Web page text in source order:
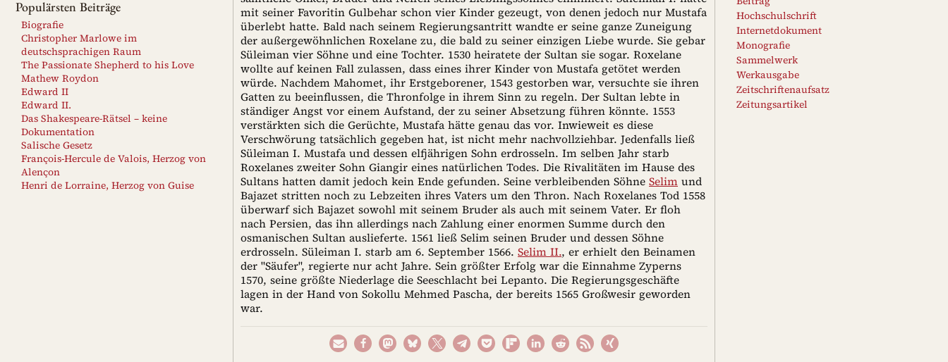
mit seiner Favoritin Gulbehar schon vier Kinder gezeugt, von denen jedoch nur Mustafa
überlebt hatte. Bald nach seinem Regierungsantritt wandte er seine ganze Zuneigung
der außergewöhnlichen Roxelane zu, die bald zu seiner einzigen Liebe wurde. Sie gebar
Süleiman vier Söhne und eine Tochter. 1530 heiratete der Sultan sie sogar. Roxelane
wollte auf keinen Fall zulassen, dass eines ihrer Kinder von Mustafa getötet werden
würde. Nachdem Mahomet, ihr Erstgeborener, 1543 gestorben war, versuchte sie ihren
Gatten zu beeinflussen, die Thronfolge in ihrem Sinn zu regeln. Der Sultan lebte in
ständiger Angst vor einem Aufstand, der zu seiner Absetzung führen könnte. 1553
verstärkten sich die Gerüchte, Mustafa hätte genau das vor. Inwieweit es diese
Verschwörung tatsächlich gegeben hat, ist nicht mehr nachvollziehbar. Jedenfalls ließ
Süleiman I. Mustafa und dessen elfjährigen Sohn erdrosseln. Im selben Jahr starb
Roxelanes zweiter Sohn Giangir eines natürlichen Todes. Die Rivalitäten im Hause des
Sultans hatten damit jedoch kein Ende gefunden. Seine verbleibenden Söhne Selim und
Bajazet stritten noch zu Lebzeiten ihres Vaters um den Thron. Nach Roxelanes Tod 1558
überwarf sich Bajazet sowohl mit seinem Bruder als auch mit seinem Vater. Er floh
nach Persien, das ihn allerdings nach Zahlung einer enormen Summe durch den
osmanischen Sultan auslieferte. 1561 ließ Selim seinen Bruder und dessen Söhne
erdrosseln. Süleiman I. starb am 6. September 1566. Selim II., er erhielt den Beinamen
der "Säufer", regierte nur acht Jahre. Sein größter Erfolg war die Einnahme Zyperns
1570, seine größte Niederlage die Seeschlacht bei Lepanto. Die Regierungsgeschäfte
lagen in der Hand von Sokollu Mehmed Pascha, der bereits 1565 Großwesir geworden
war.
Populärsten Beiträge
Biografie
Christopher Marlowe im
deutschsprachigen Raum
The Passionate Shepherd to his Love
Mathew Roydon
Edward II
Edward II.
Das Shakespeare-Rätsel – keine
Dokumentation
Salische Gesetz
François-Hercule de Valois, Herzog von
Alençon
Henri de Lorraine, Herzog von Guise
Hochschulschrift
Internetdokument
Monografie
Sammelwerk
Werkausgabe
Zeitschriftenaufsatz
Zeitungsartikel